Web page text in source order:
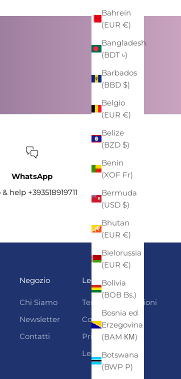
Bahrein
(EUR €)
Bangladesh
(BDT ৳)
Barbados
(BBD $)
Belgio
(EUR €)
Belize
(BZD $)
Benin
(XOF Fr)
Bermuda
(USD $)
Bhutan
(EUR €)
Bielorussia
(EUR €)
Bolivia
(BOB Bs.)
Bosnia ed
Erzegovina
(BAM КМ)
Botswana
(BWP P)
WhatsApp
help +393518919711
Negozio
Chi Siamo
Newsletter
Contatti
Legali
Termini e condizioni
Cookie Policy
Privacy
Legal Notice